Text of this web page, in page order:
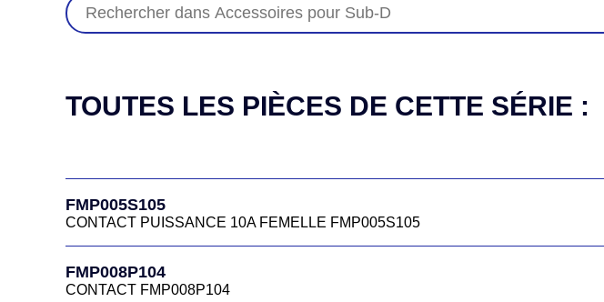
TOUTES LES PIÈCES DE CETTE SÉRIE :
FMP005S105
CONTACT PUISSANCE 10A FEMELLE FMP005S105
FMP008P104
CONTACT FMP008P104